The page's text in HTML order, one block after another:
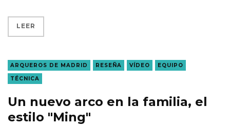
LEER
ARQUEROS DE MADRID RESEÑA VÍDEO
EQUIPO
TÉCNICA
Un nuevo arco en la familia, el
estilo "Ming"